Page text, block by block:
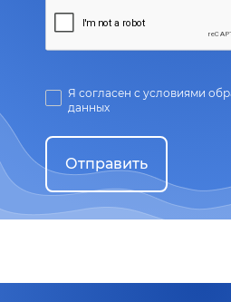
Я согласен с условиями
данных
Отправить